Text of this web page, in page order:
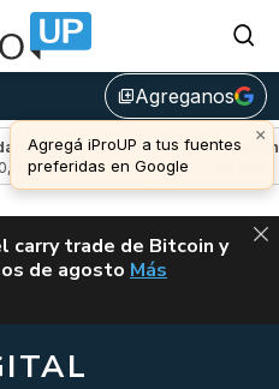
library_addAgreganos
×
Agregá iProUP a tus fuentes
preferidas en Google
(-0,83%)
Avalanche
u$s 6,64
carry trade de Bitcoin y
de agosto VUELVE EL
Más